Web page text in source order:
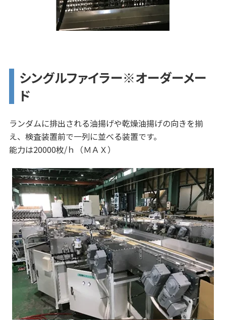
シングルファイラー※オーダーメー
ド
ランダムに排出される油揚げや乾燥油揚げの向きを揃
え、検査装置前で一列に並べる装置です。
能力は20000枚/ｈ（ＭＡＸ）